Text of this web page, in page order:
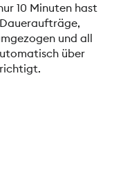
10 Minuten hast
und all
über